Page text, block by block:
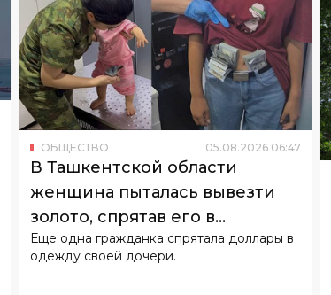
ОБЩЕСТВО 05.08.2026 06:47
В Ташкентской области
женщина пыталась вывезти
золото, спрятав его в
подгузнике ребенка
Еще одна гражданка спрятала доллары в
одежду своей дочери.